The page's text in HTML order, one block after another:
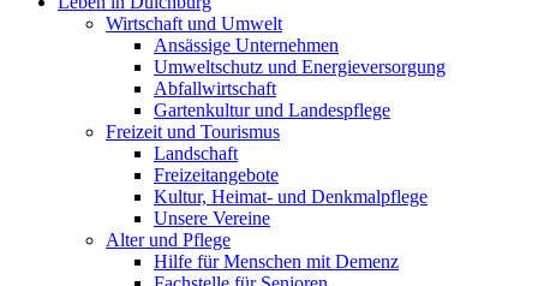
Wirtschaft und Umwelt
Ansässige Unternehmen
Umweltschutz und Energieversorgung
Abfallwirtschaft
Gartenkultur und Landespflege
Freizeit und Tourismus
Landschaft
Freizeitangebote
Kultur, Heimat- und Denkmalpflege
Unsere Vereine
Alter und Pflege
Hilfe für Menschen mit Demenz